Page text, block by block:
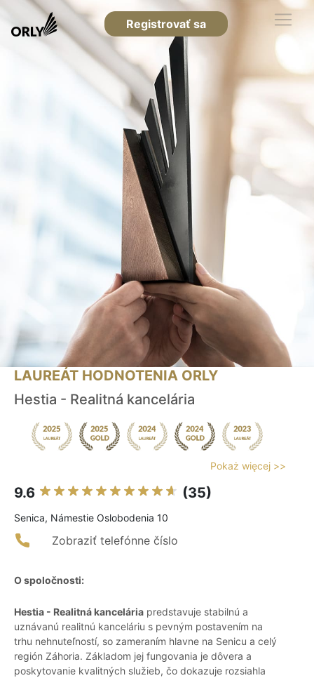
Registrovať sa
LAUREÁT HODNOTENIA ORLY
Hestia - Realitná kancelária
Pokaż więcej >>
9.6 (35)
Senica, Námestie Oslobodenia 10
Zobraziť telefónne číslo
O spoločnosti:
Hestia - Realitná kancelária predstavuje stabilnú a
uznávanú realitnú kanceláriu s pevným postavením na
trhu nehnuteľností, so zameraním hlavne na Senicu a celý
región Záhoria. Základom jej fungovania je dôvera a
poskytovanie kvalitných služieb, čo dokazuje rozsiahla